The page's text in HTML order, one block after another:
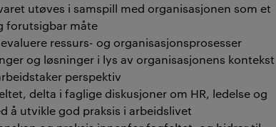
utøves i samspill med organisasjonen som et
forutsigbar måte
ressurs- og organisasjonsprosesser
og løsninger i lys av organisasjonens kontekst
perspektiv
delta i faglige diskusjoner om HR, ledelse og
å utvikle god praksis i arbeidslivet